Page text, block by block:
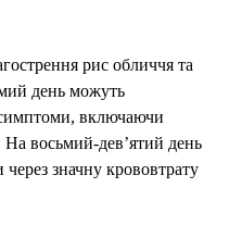
рис обличчя та
день можуть
симптоми, включаючи
На восьмий-дев’ятий день
значну крововтрату